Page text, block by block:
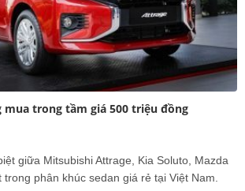
mua trong tầm giá 500 triệu đồng
giữa Mitsubishi Attrage, Kia Soluto, Mazda
trong phân khúc sedan giá rẻ tại Việt Nam.